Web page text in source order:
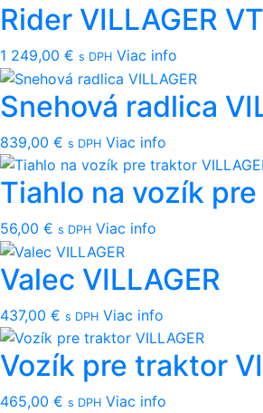
Rider VILLAGER
1 249,00 € s DPH Viac info
Snehová radlica
839,00 € s DPH Viac info
Tiahlo na vozík
56,00 € s DPH Viac info
Valec VILLAGER
437,00 € s DPH Viac info
Vozík pre traktor
465,00 € s DPH Viac info